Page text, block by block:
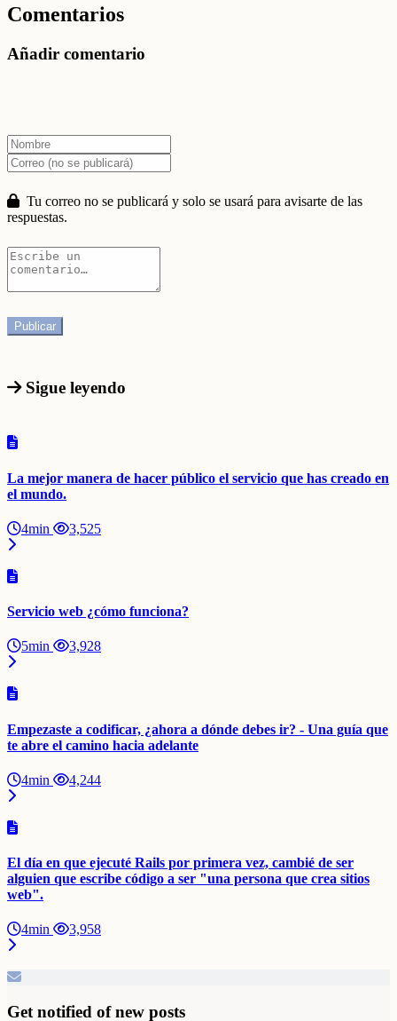
Comentarios
Añadir comentario
Tu correo no se publicará y solo se usará para avisarte de las
respuestas.
Sigue leyendo
La mejor manera de hacer público el servicio que has creado en
el mundo.
4min 3,525
Servicio web ¿cómo funciona?
5min 3,928
Empezaste a codificar, ¿ahora a dónde debes ir? - Una guía que
te abre el camino hacia adelante
4min 4,244
El día en que ejecuté Rails por primera vez, cambié de ser
alguien que escribe código a ser "una persona que crea sitios
web".
4min 3,958
Get notified of new posts